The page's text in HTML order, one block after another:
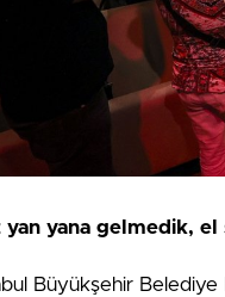
yan yana gelmedik, el
Büyükşehir